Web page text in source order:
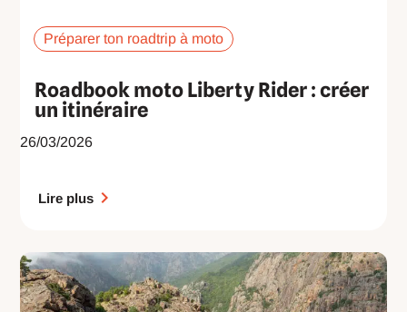
Préparer ton roadtrip à moto
Roadbook moto Liberty Rider : créer
un itinéraire
26/03/2026
Lire plus